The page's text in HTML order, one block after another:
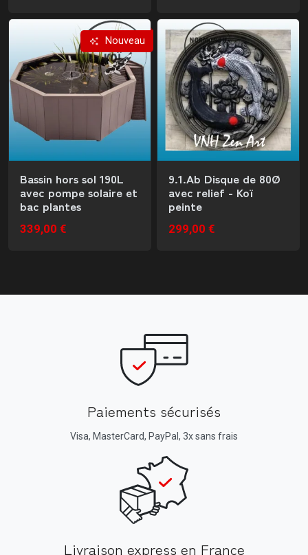
Nouveau
Bassin hors sol 190L
avec pompe solaire et
bac plantes
339,00 €
9.1.Ab Disque de 80Ø
avec relief - Koï
peinte
299,00 €
Paiements sécurisés
Visa, MasterCard, PayPal, 3x sans frais
Livraison express en France